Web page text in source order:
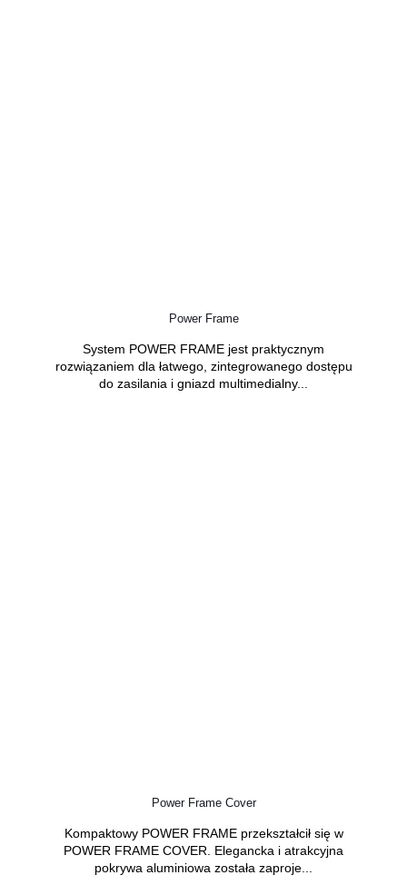
Power Frame
System POWER FRAME jest praktycznym
rozwiązaniem dla łatwego, zintegrowanego dostępu
do zasilania i gniazd multimedialny...
Power Frame Cover
Kompaktowy POWER FRAME przekształcił się w
POWER FRAME COVER. Elegancka i atrakcyjna
pokrywa aluminiowa została zaproje...